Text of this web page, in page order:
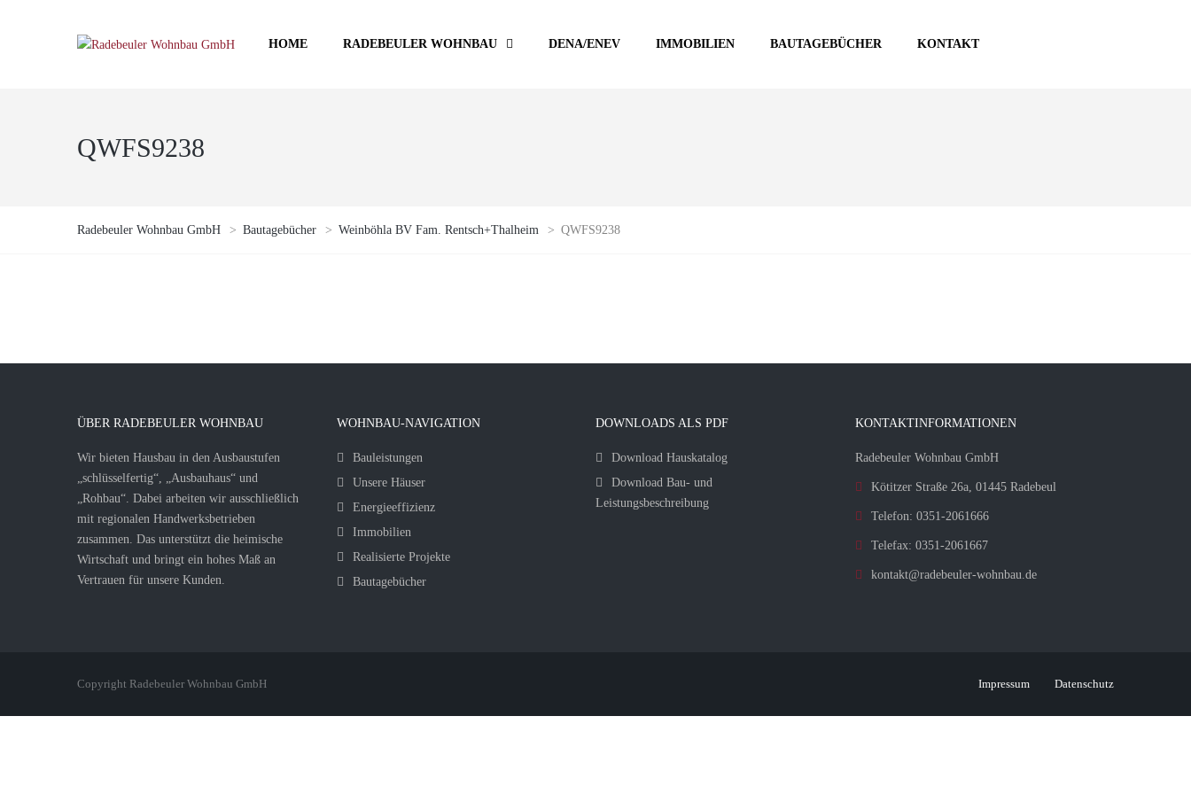
HOME RADEBEULER WOHNBAU DENA/ENEV IMMOBILIEN BAUTAGEBÜCHER KONTAKT
QWFS9238
Radebeuler Wohnbau GmbH > Bautagebücher > Weinböhla BV Fam. Rentsch+Thalheim > QWFS9238
ÜBER RADEBEULER WOHNBAU
Wir bieten Hausbau in den Ausbaustufen
„schlüsselfertig“, „Ausbauhaus“ und
„Rohbau“. Dabei arbeiten wir ausschließlich
mit regionalen Handwerksbetrieben
zusammen. Das unterstützt die heimische
Wirtschaft und bringt ein hohes Maß an
Vertrauen für unsere Kunden.
WOHNBAU-NAVIGATION
Bauleistungen
Unsere Häuser
Energieeffizienz
Immobilien
Realisierte Projekte
Bautagebücher
DOWNLOADS ALS PDF
Download Hauskatalog
Download Bau- und
Leistungsbeschreibung
KONTAKTINFORMATIONEN
Radebeuler Wohnbau GmbH
Kötitzer Straße 26a, 01445 Radebeul
Telefon: 0351-2061666
Telefax: 0351-2061667
kontakt@radebeuler-wohnbau.de
Copyright Radebeuler Wohnbau GmbH Impressum Datenschutz